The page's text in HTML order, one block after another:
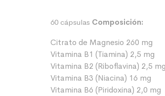
60 cápsulas Composición:
Citrato de Magnesio 260 mg
Vitamina B1 (Tiamina) 2,5 mg
Vitamina B2 (Riboflavina) 2,5 mg
Vitamina B3 (Niacina) 16 mg
Vitamina B6 (Piridoxina) 2,0 mg